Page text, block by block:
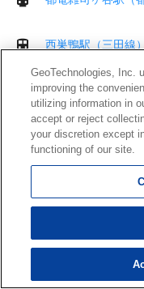
西巣鴨駅（三田線）
東池袋駅（有楽町
東池袋四丁目駅（
東長崎駅（西武池
向原駅（都電荒川
目白駅（山手線）
GeoTechnologies, Inc.
improving the
utilizing information in
accept or reject
your discretion except
functioning of our site.